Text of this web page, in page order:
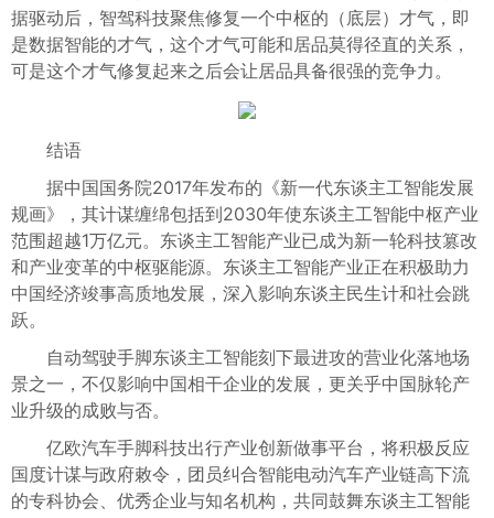
据驱动后，智驾科技聚焦修复一个中枢的（底层）才气，即
是数据智能的才气，这个才气可能和居品莫得径直的关系，
可是这个才气修复起来之后会让居品具备很强的竞争力。
结语
据中国国务院2017年发布的《新一代东谈主工智能发展
规画》，其计谋缠绵包括到2030年使东谈主工智能中枢产业
范围超越1万亿元。东谈主工智能产业已成为新一轮科技篡改
和产业变革的中枢驱能源。东谈主工智能产业正在积极助力
中国经济竣事高质地发展，深入影响东谈主民生计和社会跳
跃。
自动驾驶手脚东谈主工智能刻下最进攻的营业化落地场
景之一，不仅影响中国相干企业的发展，更关乎中国脉轮产
业升级的成败与否。
亿欧汽车手脚科技出行产业创新做事平台，将积极反应
国度计谋与政府敕令，团员纠合智能电动汽车产业链高下流
的专科协会、优秀企业与知名机构，共同鼓舞东谈主工智能